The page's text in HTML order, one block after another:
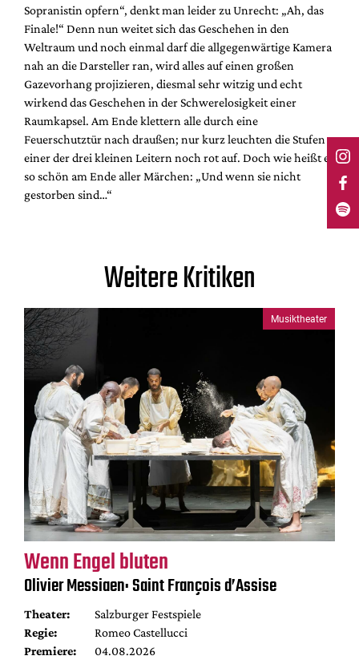
Sopranistin opfern“, denkt man leider zu Unrecht: „Ah, das
Finale!“ Denn nun weitet sich das Geschehen in den
Weltraum und noch einmal darf die allgegenwärtige Kamera
nah an die Darsteller ran, wird alles auf einen großen
Gazevorhang projizieren, diesmal sehr witzig und echt
wirkend das Geschehen in der Schwerelosigkeit einer
Raumkapsel. Am Ende klettern alle durch eine
Feuerschutztür nach draußen; nur kurz leuchten die Stufen
einer der drei kleinen Leitern noch rot auf. Doch wie heißt es
so schön am Ende aller Märchen: „Und wenn sie nicht
gestorben sind…“
Weitere Kritiken
Musiktheater
Wenn Engel bluten
Olivier Messiaen: Saint François d’Assise
Theater:
Salzburger Festspiele
Regie:
Romeo Castellucci
Premiere:
04.08.2026